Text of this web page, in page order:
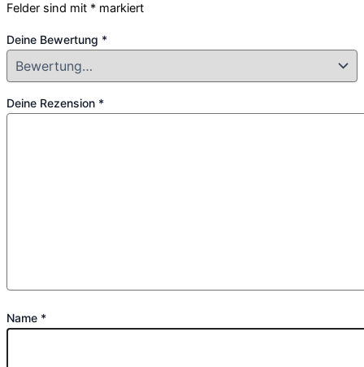
Felder sind mit * markiert
Deine Bewertung *
Deine Rezension *
Name *